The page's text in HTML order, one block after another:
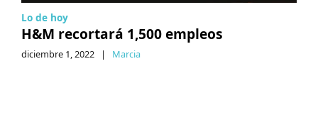
Lo de hoy
H&M recortará 1,500 empleos
diciembre 1, 2022 | Marcia